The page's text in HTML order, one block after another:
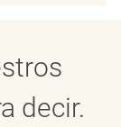
decir.